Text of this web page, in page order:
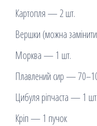
Картопля — 2 шт.
Вершки (можна
Морква — 1 шт.
Плавлений сир —
Цибуля ріпчаста — 1 шт.
Кріп — 1 пучок